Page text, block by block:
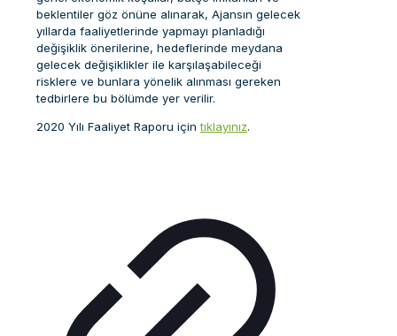
beklentiler göz önüne alınarak, Ajansın gelecek
yıllarda faaliyetlerinde yapmayı planladığı
değişiklik önerilerine, hedeflerinde meydana
gelecek değişiklikler ile karşılaşabileceği
risklere ve bunlara yönelik alınması gereken
tedbirlere bu bölümde yer verilir.
2020 Yılı Faaliyet Raporu içintıklayınız.